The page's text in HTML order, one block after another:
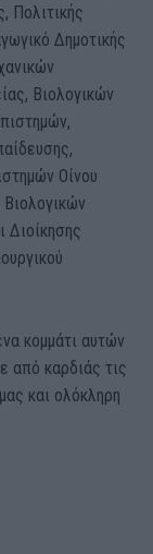
Πολιτικής
Δημοτικής
Βιολογικών
Οίνου
Διοίκησης
κομμάτι αυτών
από καρδιάς τις
και ολόκληρη